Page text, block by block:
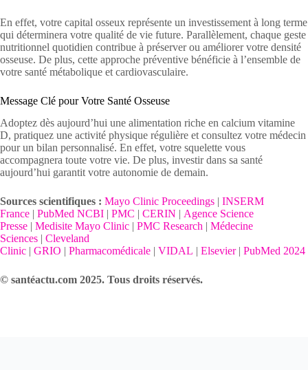
En effet, votre capital osseux représente un investissement à long terme
qui déterminera votre qualité de vie future. Parallèlement, chaque geste
nutritionnel quotidien contribue à préserver ou améliorer votre densité
osseuse. De plus, cette approche préventive bénéficie à l’ensemble de
votre santé métabolique et cardiovasculaire.
Message Clé pour Votre Santé Osseuse
Adoptez dès aujourd’hui une alimentation riche en calcium vitamine
D, pratiquez une activité physique régulière et consultez votre médecin
pour un bilan personnalisé. En effet, votre squelette vous
accompagnera toute votre vie. De plus, investir dans sa santé
aujourd’hui garantit votre autonomie de demain.
Sources scientifiques : Mayo Clinic Proceedings | INSERM
France | PubMed NCBI | PMC | CERIN | Agence Science
Presse | Medisite Mayo Clinic | PMC Research | Médecine
Sciences | Cleveland
Clinic | GRIO | Pharmacomédicale | VIDAL | Elsevier| PubMed 2024
© santéactu.com 2025. Tous droits réservés.